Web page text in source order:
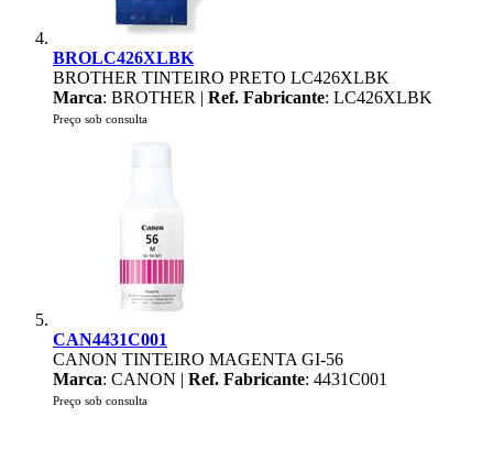
BROLC426XLBK
BROTHER TINTEIRO PRETO LC426XLBK
Marca: BROTHER | Ref. Fabricante: LC426XLBK
Preço sob consulta
CAN4431C001
CANON TINTEIRO MAGENTA GI-56
Marca: CANON | Ref. Fabricante: 4431C001
Preço sob consulta